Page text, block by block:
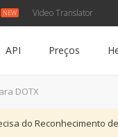
Video Translator
API Preços
DOTX
do Reconhecimento